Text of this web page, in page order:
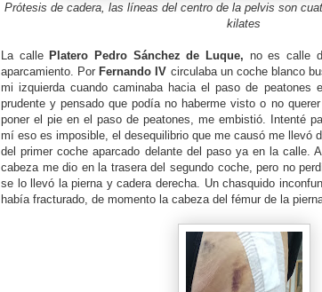
Prótesis de cadera, las líneas del centro de la pelvis son
kilates
La calle Platero Pedro Sánchez de Luque, no es calle
aparcamiento. Por Fernando IV circulaba un coche blanco
mi izquierda cuando caminaba hacia el paso de
prudente y pensado que podía no haberme visto o no
poner el pie en el paso de peatones, me embistió. Intenté
mí eso es imposible, el desequilibrio que me causó me llevó
del primer coche aparcado delante del paso ya en la calle.
cabeza me dio en la trasera del segundo coche, pero no
se lo llevó la pierna y cadera derecha. Un chasquido
había fracturado, de momento la cabeza del fémur de la